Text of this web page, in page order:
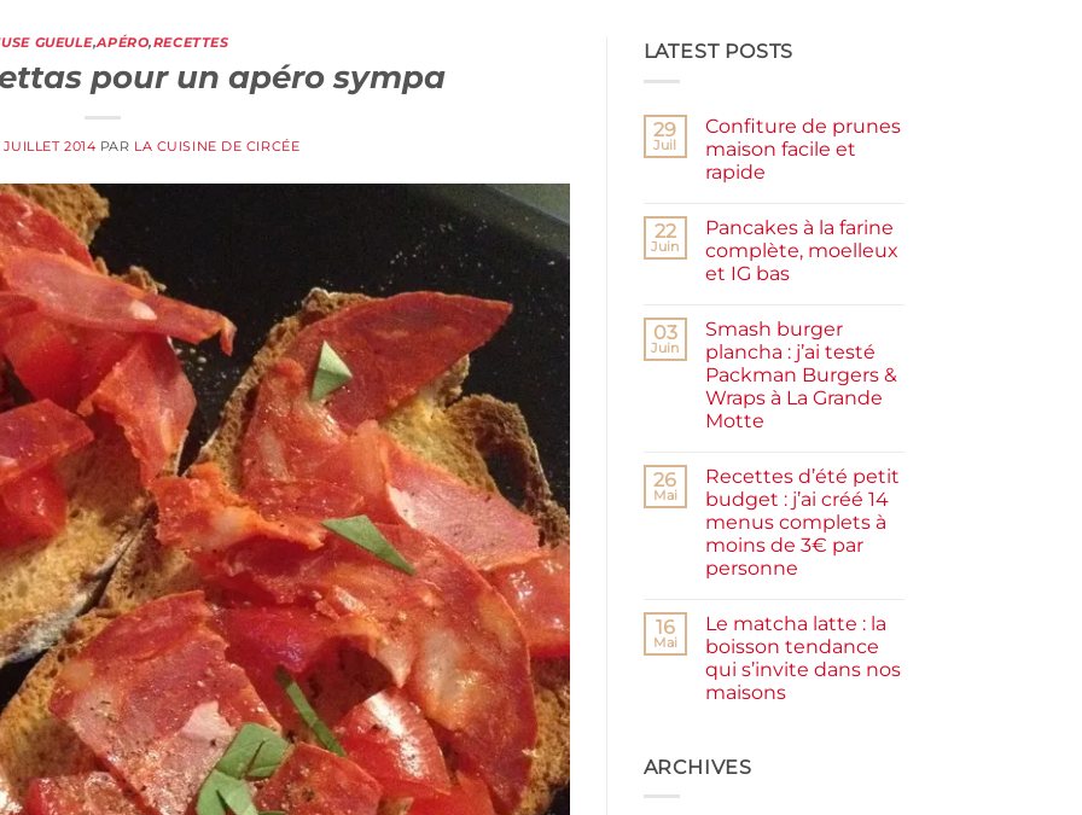
GUEULE,APÉRO,RECETTES
pour un apéro sympa
JUILLET 2014 PAR LA CUISINE DE CIRCÉE
LATEST POSTS
29
Juil
Confiture de prunes
maison facile et
rapide
sur
Confiture
de
prunes
et
rapide
22
Juin
Pancakes à la farine
complète, moelleux
et IG bas
sur
Pancakes
à
la
farine
complète,
moelleux
bas
03
Juin
Smash burger
plancha : j’ai testé
Packman Burgers &
Wraps à La Grande
Motte
sur
Smash
burger
plancha :
j’ai
testé
Packman
à
La
Grande
Motte
26
Mai
Recettes d’été petit
budget : j’ai créé 14
menus complets à
moins de 3€ par
personne
sur
Recettes
d’été
petit
budget
menus
complets
16
Mai
Le matcha latte : la
boisson tendance
qui s’invite dans nos
maisons
Le
matcha
ARCHIVES